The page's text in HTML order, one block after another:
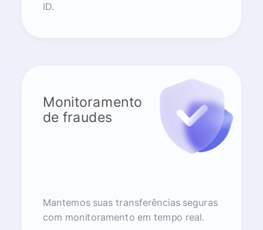
ID.
Monitoramento
de fraudes
Mantemos suas transferências seguras
com monitoramento em tempo real.